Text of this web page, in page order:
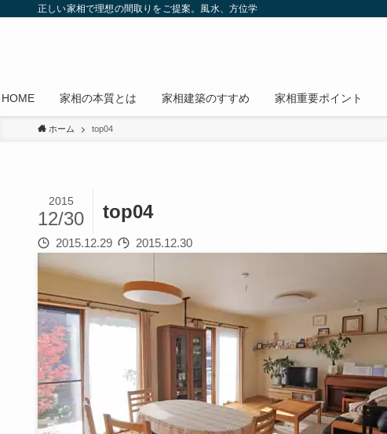
正しい家相で理想の間取りをご提案。風水、方位学
HOME 家相の本質とは 家相建築のすすめ 家相重要ポイント
ホーム top04
top04
2015
12/30
2015.12.29 2015.12.30